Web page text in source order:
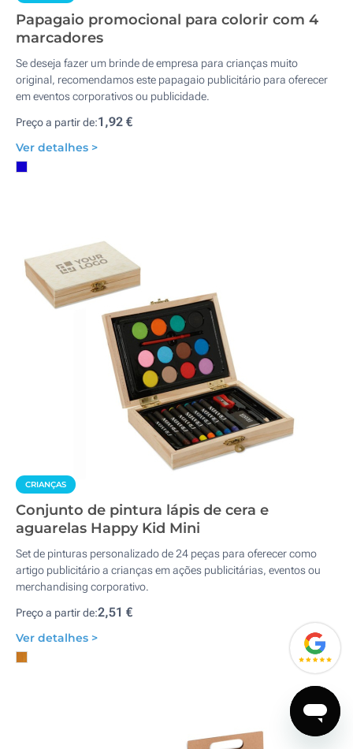
Papagaio promocional para colorir com 4
marcadores
Se deseja fazer um brinde de empresa para crianças muito
original, recomendamos este papagaio publicitário para oferecer
em eventos corporativos ou publicidade.
Preço a partir de:1,92 €
Ver detalhes >
CRIANÇAS
Conjunto de pintura lápis de cera e
aguarelas Happy Kid Mini
Set de pinturas personalizado de 24 peças para oferecer como
artigo publicitário a crianças em ações publicitárias, eventos ou
merchandising corporativo.
Preço a partir de:2,51 €
Ver detalhes >